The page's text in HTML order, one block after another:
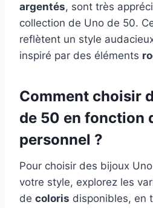
argentés, sont très
collection de Uno de 50.
reflètent un style
inspiré par des éléments
Comment choisir
de 50 en fonction
personnel ?
Pour choisir des bijoux
votre style, explorez les
de coloris disponibles, en